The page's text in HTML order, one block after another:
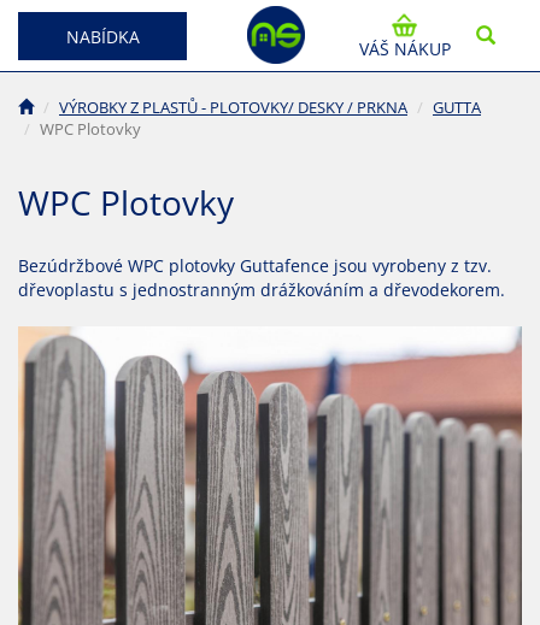
NABÍDKA
VÁŠ NÁKUP
VÝROBKY Z PLASTŮ - PLOTOVKY/ DESKY / PRKNA
GUTTA
WPC Plotovky
WPC Plotovky
Bezúdržbové WPC plotovky Guttafence jsou vyrobeny z tzv.
dřevoplastu s jednostranným drážkováním a dřevodekorem.